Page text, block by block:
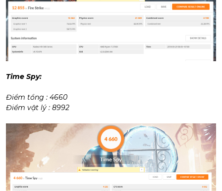
Time Spy:
Điểm tổng : 4660
Điểm vật lý : 8992